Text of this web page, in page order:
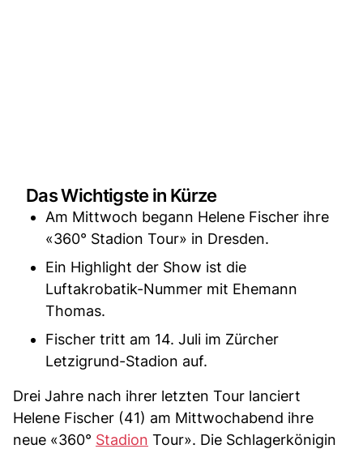
Das Wichtigste in Kürze
Am Mittwoch begann Helene Fischer ihre
«360° Stadion Tour» in Dresden.
Ein Highlight der Show ist die
Luftakrobatik-Nummer mit Ehemann
Thomas.
Fischer tritt am 14. Juli im Zürcher
Letzigrund-Stadion auf.
Drei Jahre nach ihrer letzten Tour lanciert
Helene Fischer (41) am Mittwochabend ihre
neue «360° Stadion Tour». Die Schlagerkönigin